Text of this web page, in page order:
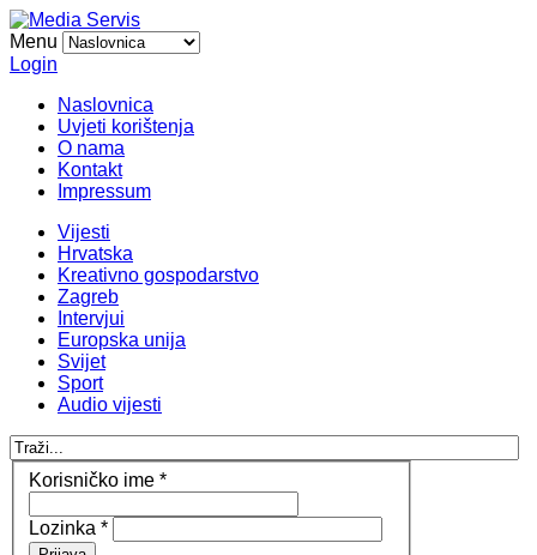
Menu
Login
Naslovnica
Uvjeti korištenja
O nama
Kontakt
Impressum
Vijesti
Hrvatska
Kreativno gospodarstvo
Zagreb
Intervjui
Europska unija
Svijet
Sport
Audio vijesti
Korisničko ime *
Lozinka *